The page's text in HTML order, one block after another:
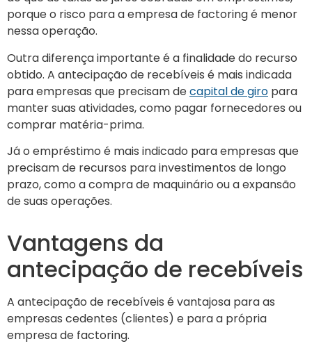
porque o risco para a empresa de factoring é menor
nessa operação.
Outra diferença importante é a finalidade do recurso
obtido. A antecipação de recebíveis é mais indicada
para empresas que precisam decapital de giro para
manter suas atividades, como pagar fornecedores ou
comprar matéria-prima.
Já o empréstimo é mais indicado para empresas que
precisam de recursos para investimentos de longo
prazo, como a compra de maquinário ou a expansão
de suas operações.
Vantagens da
antecipação de recebíveis
A antecipação de recebíveis é vantajosa para as
empresas cedentes (clientes) e para a própria
empresa de factoring.